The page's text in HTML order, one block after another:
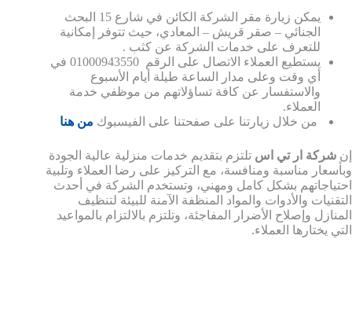
يمكن زيارة مقر الشركة الكائن في شارع 15 البحث
الجنائي – صقر قريش – المعادي، حيث تتوفر إمكانية
للتعرف على خدمات الشركة عن كثب .
يستطيع العملاء الاتصال على الرقم 01000943550 في
أي وقت وعلى مدار الساعة طيلة أيام الأسبوع
والاستفسار عن كافة تساؤلاتهم من موظفي خدمة
العملاء.
من خلال زيارتنا على صفحتنا على الفيسبوك من هنا
إن شركة ار تي اس تلتزم بتقديم خدمات منزلية عالية الجودة
وبأسعار مناسبة ومنافسة، مع التركيز على رضا العملاء وتلبية
احتياجاتهم بشكل كامل ومهني، وتستخدم الشركة في أحدث
التقنيات والأدوات والمواد المنظفة الآمنة للبيئة لتنظيف
المنازل وإصلاح الأضرار المفاجئة، وتلتزم بالالتزام بالمواعيد
التي يختارها العملاء.